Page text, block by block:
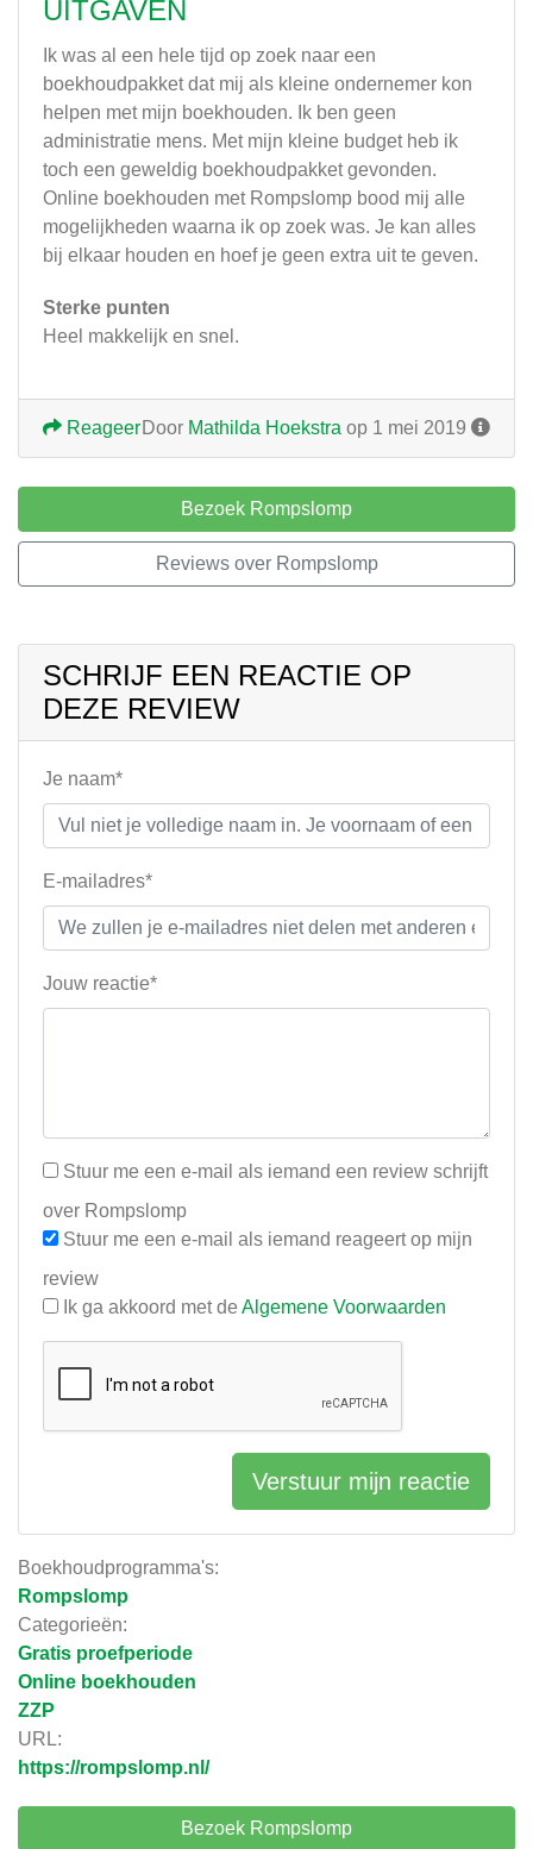
Boekhoudprogramma's:
Rompslomp
Categorieën:
Gratis proefperiode
Online boekhouden
ZZP
URL:
https://rompslomp.nl/
Bezoek Rompslomp
UITGAVEN
Ik was al een hele tijd op zoek naar een
boekhoudpakket dat mij als kleine ondernemer kon
helpen met mijn boekhouden. Ik ben geen
administratie mens. Met mijn kleine budget heb ik
toch een geweldig boekhoudpakket gevonden.
Online boekhouden met Rompslomp bood mij alle
mogelijkheden waarna ik op zoek was. Je kan alles
bij elkaar houden en hoef je geen extra uit te geven.
Sterke punten
Heel makkelijk en snel.
Door Mathilda Hoekstra op 1 mei 2019
Reageer
Bezoek Rompslomp
Reviews over Rompslomp
SCHRIJF EEN REACTIE OP
DEZE REVIEW
Je naam*
E-mailadres*
Jouw reactie*
Stuur me een e-mail als iemand een review schrijft
over Rompslomp
Stuur me een e-mail als iemand reageert op mijn
review
Ik ga akkoord met de Algemene Voorwaarden
Verstuur mijn reactie